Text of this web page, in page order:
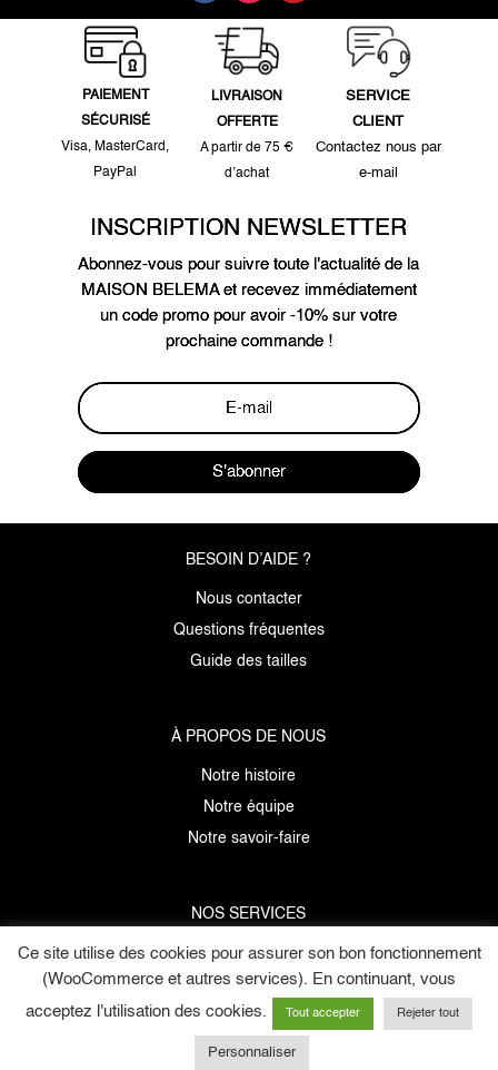
PAIEMENT
SÉCURISÉ
Visa, MasterCard,
PayPal
LIVRAISON
OFFERTE
A partir de 75 €
d’achat
SERVICE
CLIENT
Contactez nous par
e-mail
INSCRIPTION NEWSLETTER
Abonnez-vous pour suivre toute l'actualité de la
MAISON BELEMA et recevez immédiatement
un code promo pour avoir -10% sur votre
prochaine commande !
S'abonner
BESOIN D’AIDE ?
Nous contacter
Questions fréquentes
Guide des tailles
À PROPOS DE NOUS
Notre histoire
Notre équipe
Notre savoir-faire
NOS SERVICES
Données personnelles
Mentions légales
C.G.V
E-cartes cadeaux
Ce site utilise des cookies pour assurer son bon fonctionnement
(WooCommerce et autres services). En continuant, vous
acceptez l'utilisation des cookies.
Tout accepter Rejeter tout
Personnaliser